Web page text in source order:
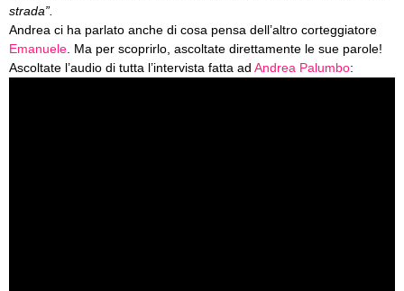
strada”.
Andrea ci ha parlato anche di cosa pensa dell’altro corteggiatore
Emanuele . Ma per scoprirlo, ascoltate direttamente le sue parole!
Ascoltate l’audio di tutta l’intervista fatta ad Andrea Palumbo: